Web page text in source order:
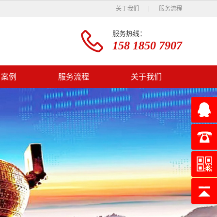
关于我们 服务流程
服务热线：
158 1850 7907
例 服务流程 关于我们